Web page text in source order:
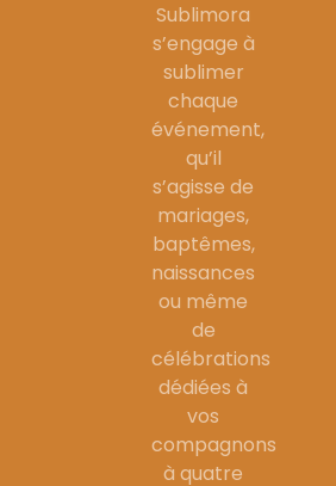
Sublimora
s’engage à
sublimer
chaque
événement,
qu’il
s’agisse de
mariages,
baptêmes,
naissances
ou même
de
célébrations
dédiées à
vos
compagnons
à quatre